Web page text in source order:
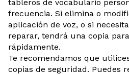
tableros de vocabulario
frecuencia. Si elimina o
aplicación de voz, o si
reparar, tendrá una copia
rápidamente.
Te recomendamos que
copias de seguridad. Puedes